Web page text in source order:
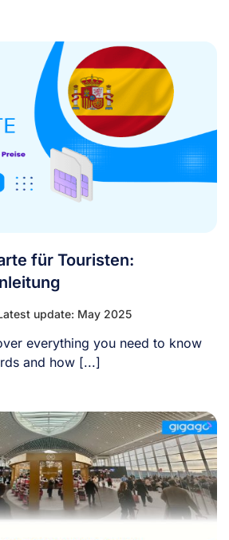
für Touristen:
update: May 2025
everything you need to know
and how [...]